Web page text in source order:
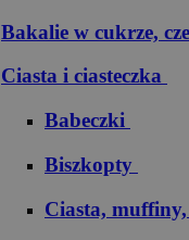
Bakalie w cukrze,
Ciasta i ciasteczka
Babeczki
Biszkopty
Ciasta,